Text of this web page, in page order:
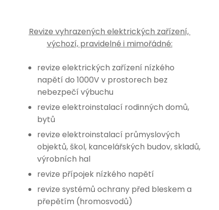
Revize vyhrazených elektrických zařízení,
výchozí, pravidelné i mimořádné:
revize elektrických zařízení nízkého
napětí do 1000V v prostorech bez
nebezpečí výbuchu
revize elektroinstalací rodinných domů,
bytů
revize elektroinstalací průmyslových
objektů, škol, kancelářských budov, skladů,
výrobních hal
revize přípojek nízkého napětí
revize systémů ochrany před bleskem a
přepětím (hromosvodů)